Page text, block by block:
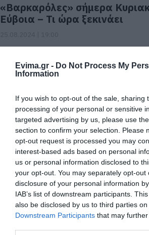
Evima.gr - Do Not Process My
Information
If you wish to opt-out of the sale, sharing
processing of your personal or sensitive
targeted advertising by us, please use
section to confirm your selection. Please
opt-out request is processed you may
interest-based ads based on personal
us or personal information disclosed to
your opt-out. You may separately opt-out
disclosure of your personal information
IAB’s list of downstream participants.
also be disclosed by us to third parties on
Downstream Participants that may
«Βαρκαρόλες» σήμερα
Εύβοια – Τι ώρα ξεκινάει
Καρναβάλι στην Αιδηψό:
εικόνες, μοναδικό θέαμα στη
17.03.2024 | 18:20